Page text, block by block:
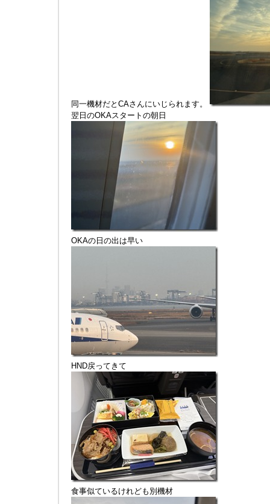
同一機材だとCAさんにいじられます。
翌日のOKAスタートの朝日
OKAの日の出は早い
HND戻ってきて
食事似ているけれども別機材